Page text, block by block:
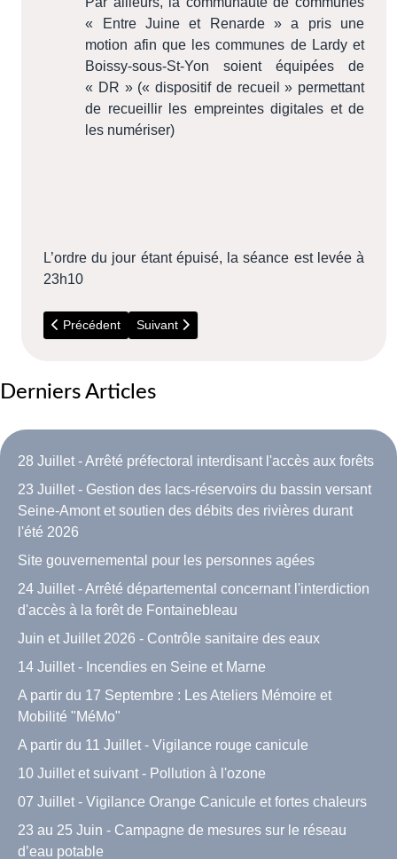
« Entre Juine et Renarde » a pris une
motion afin que les communes de Lardy et
Boissy-sous-St-Yon soient équipées de
« DR » (« dispositif de recueil » permettant
de recueillir les empreintes digitales et de
les numériser)
L’ordre du jour étant épuisé, la séance est levée à
23h10
Article précédent : Conseil Municipal du 7 Août 2017
Précédent Article suivant : Conseil Municipal du 6 avril
Suivant
Derniers Articles
28 Juillet - Arrêté préfectoral interdisant l'accès aux forêts
23 Juillet - Gestion des lacs-réservoirs du bassin versant
Seine-Amont et soutien des débits des rivières durant
l'été 2026
Site gouvernemental pour les personnes agées
24 Juillet - Arrêté départemental concernant l'interdiction
d'accès à la forêt de Fontainebleau
Juin et Juillet 2026 - Contrôle sanitaire des eaux
14 Juillet - Incendies en Seine et Marne
A partir du 17 Septembre : Les Ateliers Mémoire et
Mobilité "MéMo"
A partir du 11 Juillet - Vigilance rouge canicule
10 Juillet et suivant - Pollution à l'ozone
07 Juillet - Vigilance Orange Canicule et fortes chaleurs
23 au 25 Juin - Campagne de mesures sur le réseau
d’eau potable